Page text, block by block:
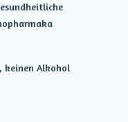
keinen Alkohol